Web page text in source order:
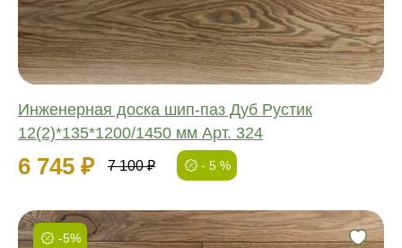
Инженерная доска шип-паз Дуб Рустик
12(2)*135*1200/1450 мм Арт. 324
6 745 ₽ 7 100 ₽ - 5 %
Толщина:
-5%